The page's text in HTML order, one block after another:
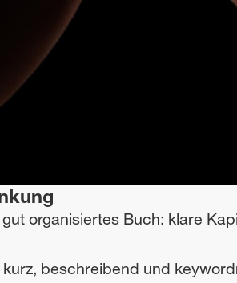
organisiertes Buch: klare
beschreibend und